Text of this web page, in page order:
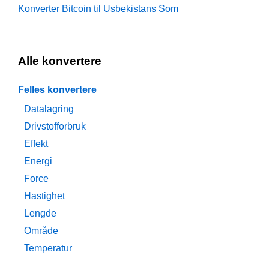
Konverter Bitcoin til Usbekistans Som
Alle konvertere
Felles konvertere
Datalagring
Drivstofforbruk
Effekt
Energi
Force
Hastighet
Lengde
Område
Temperatur